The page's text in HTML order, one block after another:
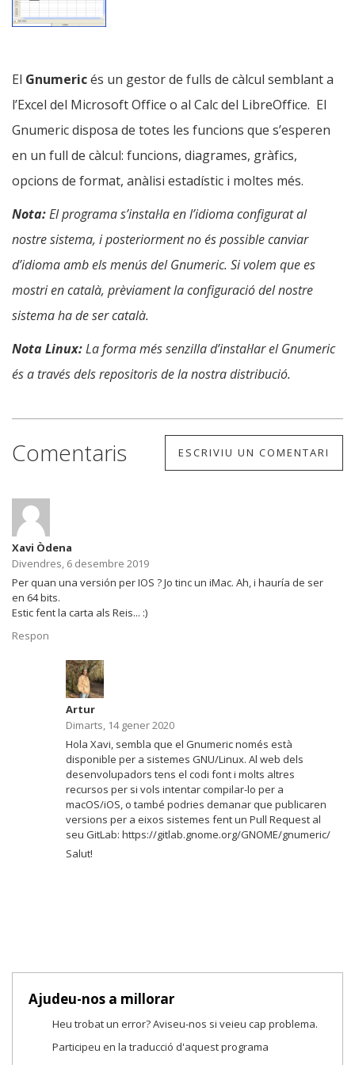
El Gnumericés un gestor de fulls de càlcul semblant a
l’Excel del Microsoft Office o al Calc del LibreOffice. El
Gnumeric disposa de totes les funcions que s’esperen
en un full de càlcul: funcions, diagrames, gràfics,
opcions de format, anàlisi estadístic i moltes més.
Nota:El programa s’instal·la en l’idioma configurat al
nostre sistema, i posteriorment no és possible canviar
d’idioma amb els menús del Gnumeric. Si volem que es
mostri en català, prèviament la configuració del nostre
sistema ha de ser català.
Nota Linux:La forma més senzilla d’instal·lar el Gnumeric
és a través dels repositoris de la nostra distribució.
Comentaris ESCRIVIU UN COMENTARI
Xavi Òdena
Divendres, 6 desembre 2019
Per quan una versión per IOS ? Jo tinc un iMac. Ah, i hauría de ser
en 64 bits.
Estic fent la carta als Reis... :)
Respon
Artur
Dimarts, 14 gener 2020
Hola Xavi, sembla que el Gnumeric només està
disponible per a sistemes GNU/Linux. Al web dels
desenvolupadors tens el codi font i molts altres
recursos per si vols intentar compilar-lo per a
macOS/iOS, o també podries demanar que publicaren
versions per a eixos sistemes fent un Pull Request al
seu GitLab: https://gitlab.gnome.org/GNOME/gnumeric/
Salut!
Ajudeu-nos a millorar
Heu trobat un error? Aviseu-nos si veieu cap problema.
Participeu en la traducció d'aquest programa